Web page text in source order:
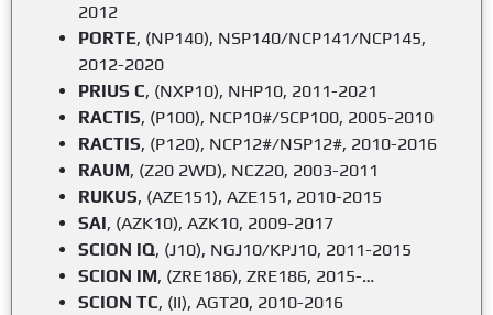
2012
PORTE, (NP140), NSP140/NCP141/NCP145,
2012-2020
PRIUS C, (NXP10), NHP10, 2011-2021
RACTIS, (P100), NCP10#/SCP100, 2005-2010
RACTIS, (P120), NCP12#/NSP12#, 2010-2016
RAUM, (Z20 2WD), NCZ20, 2003-2011
RUKUS, (AZE151), AZE151, 2010-2015
SAI, (AZK10), AZK10, 2009-2017
SCION IQ, (J10), NGJ10/KPJ10, 2011-2015
SCION IM, (ZRE186), ZRE186, 2015-…
SCION TC, (II), AGT20, 2010-2016